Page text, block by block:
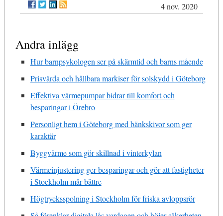
4 nov. 2020
Andra inlägg
Hur barnpsykologen ser på skärmtid och barns mående
Prisvärda och hållbara markiser för solskydd i Göteborg
Effektiva värmepumpar bidrar till komfort och
besparingar i Örebro
Personligt hem i Göteborg med bänkskivor som ger
karaktär
Byggvärme som gör skillnad i vinterkylan
Värmeinjustering ger besparingar och gör att fastigheter
i Stockholm mår bättre
Högtrycksspolning i Stockholm för friska avloppsrör